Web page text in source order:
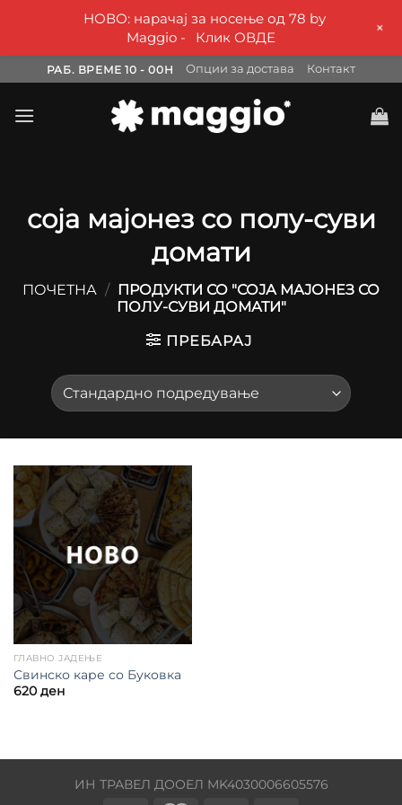
to
content
РАБ. ВРЕМЕ 10 - 00H Опции за достава Контакт
соја мајонез со полу-суви
домати
ПОЧЕТНА / ПРОДУКТИ СО "СОЈА МАЈОНЕЗ СО
ПОЛУ-СУВИ ДОМАТИ"
ПРЕБАРАЈ
ГЛАВНО ЈАДЕЊЕ
Свинско каре со Буковка
620 ден
ИН ТРАВЕЛ ДООЕЛ MK4030006605576
НОВО: нарачај за носење од 78 by
Maggio -
Клик ОВДЕ +